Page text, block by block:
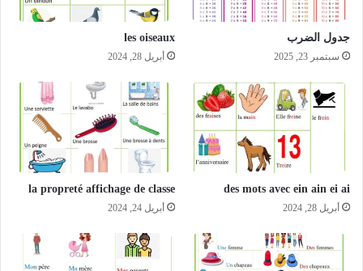
جدول الضرب
سبتمبر 23, 2025
les oiseaux
أبريل 28, 2024
des mots avec ein ain ei ai
أبريل 28, 2024
la propreté affichage de classe
أبريل 24, 2024